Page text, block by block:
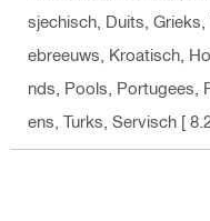
sjechisch, Duits,
ebreeuws, Kroatisch,
nds, Pools, Portugees,
ens, Turks, Servisch [